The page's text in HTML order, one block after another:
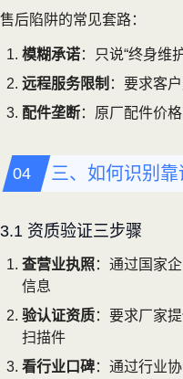
售后陷阱的常见套路：
模糊承诺：只说“终身维
远程服务限制 ：要求客
配件垄断：原厂配件价
三、如何识别
3.1 资质验证三步骤
查营业执照：通过国家
信息
验认证资质：要求厂家
扫描件
看行业口碑：通过行业